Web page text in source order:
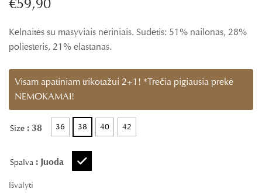
Kelnaitės su masyviais nėriniais. Sudėtis: 51% nailonas, 28%
poliesteris, 21% elastanas.
Visam apatiniam trikotažui 2+1! *Trečia pigiausia prekė
NEMOKAMAI!
Size : 38 36 38 40 42
Spalva : Juoda
Išvalyti